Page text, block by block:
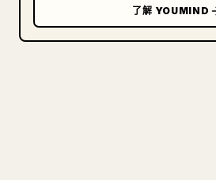
了解 YOUMIND